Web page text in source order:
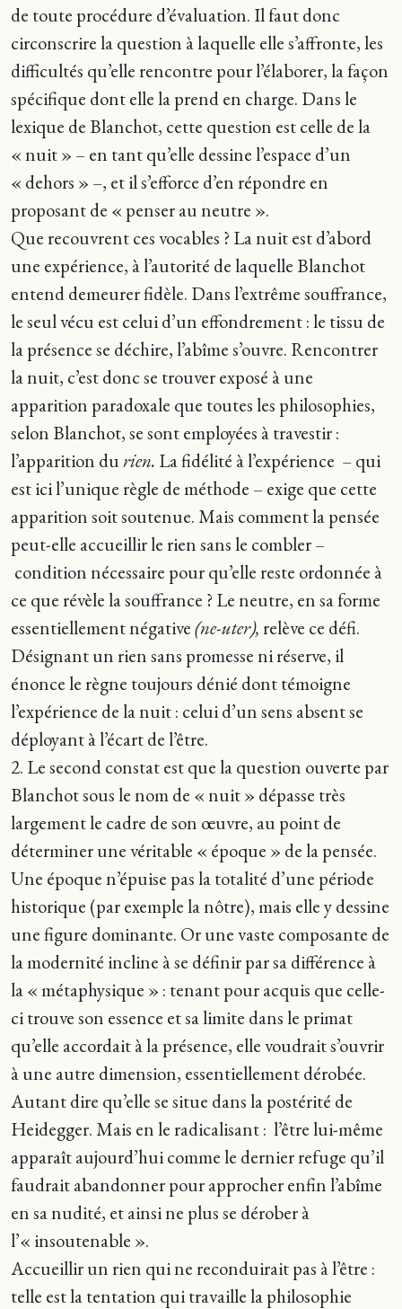
de toute procédure d’évaluation. Il faut donc
circonscrire la question à laquelle elle s’affronte, les
difficultés qu’elle rencontre pour l’élaborer, la façon
spécifique dont elle la prend en charge. Dans le
lexique de Blanchot, cette question est celle de la
« nuit » – en tant qu’elle dessine l’espace d’un
« dehors » –, et il s’efforce d’en répondre en
proposant de « penser au neutre ».
Que recouvrent ces vocables ? La nuit est d’abord
une expérience, à l’autorité de laquelle Blanchot
entend demeurer fidèle. Dans l’extrême souffrance,
le seul vécu est celui d’un effondrement : le tissu de
la présence se déchire, l’abîme s’ouvre. Rencontrer
la nuit, c’est donc se trouver exposé à une
apparition paradoxale que toutes les philosophies,
selon Blanchot, se sont employées à travestir :
l’apparition durien. La fidélité à l’expérience – qui
est ici l’unique règle de méthode – exige que cette
apparition soit soutenue. Mais comment la pensée
peut-elle accueillir le rien sans le combler –
condition nécessaire pour qu’elle reste ordonnée à
ce que révèle la souffrance ? Le neutre, en sa forme
essentiellement négative(ne-uter), relève ce défi.
Désignant un rien sans promesse ni réserve, il
énonce le règne toujours dénié dont témoigne
l’expérience de la nuit : celui d’un sens absent se
déployant à l’écart de l’être.
2. Le second constat est que la question ouverte par
Blanchot sous le nom de « nuit » dépasse très
largement le cadre de son œuvre, au point de
déterminer une véritable « époque » de la pensée.
Une époque n’épuise pas la totalité d’une période
historique (par exemple la nôtre), mais elle y dessine
une figure dominante. Or une vaste composante de
la modernité incline à se définir par sa différence à
la « métaphysique » : tenant pour acquis que celle-
ci trouve son essence et sa limite dans le primat
qu’elle accordait à la présence, elle voudrait s’ouvrir
à une autre dimension, essentiellement dérobée.
Autant dire qu’elle se situe dans la postérité de
Heidegger. Mais en le radicalisant : l’être lui-même
apparaît aujourd’hui comme le dernier refuge qu’il
faudrait abandonner pour approcher enfin l’abîme
en sa nudité, et ainsi ne plus se dérober à
l’« insoutenable ».
Accueillir un rien qui ne reconduirait pas à l’être :
telle est la tentation qui travaille la philosophie